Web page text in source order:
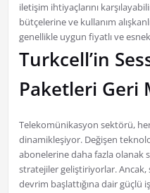
iletişim ihtiyaçlarını
bütçelerine ve kullanım
genellikle uygun fiyatlı ve
Turkcell’in
Paketleri Geri
Telekomünikasyon sektörü,
dinamikleşiyor. Değişen
abonelerine daha fazla olanak
stratejiler geliştiriyorlar. Ancak,
devrim başlattığına dair güçlü